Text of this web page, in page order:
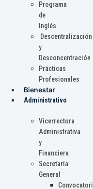
Programa
de
Inglés
Descentralización
y
Desconcentración
Prácticas
Profesionales
Bienestar
Administrativo
Vicerrectora
Administrativa
y
Financiera
Secretaría
General